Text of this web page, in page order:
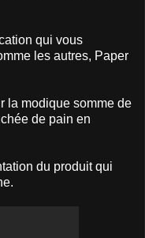
qui vous
les autres, Paper
la modique somme de
de pain en
du produit qui